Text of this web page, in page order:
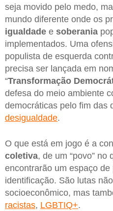
seja movido pelo medo,
mundo diferente onde os
igualdade e soberania
implementados. Uma
populista de esquerda
precisa ser lançada em
“Transformação
defesa do meio ambiente
democráticas pelo fim das
desigualdade.
O que está em jogo é a
coletiva, de um “povo” no
encontrarão um espaço
identificação. São lutas
socioeconômico, mas
racistas, LGBTIQ+.